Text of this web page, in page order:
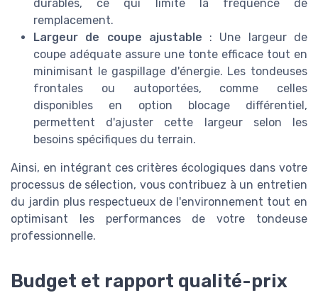
durables, ce qui limite la fréquence de
remplacement.
Largeur de coupe ajustable : Une largeur de
coupe adéquate assure une tonte efficace tout en
minimisant le gaspillage d'énergie. Les tondeuses
frontales ou autoportées, comme celles
disponibles en option blocage différentiel,
permettent d'ajuster cette largeur selon les
besoins spécifiques du terrain.
Ainsi, en intégrant ces critères écologiques dans votre
processus de sélection, vous contribuez à un entretien
du jardin plus respectueux de l'environnement tout en
optimisant les performances de votre tondeuse
professionnelle.
Budget et rapport qualité-prix